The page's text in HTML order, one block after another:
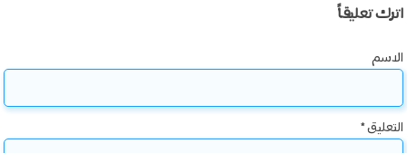
اترك تعليقاً
الاسم
التعليق*